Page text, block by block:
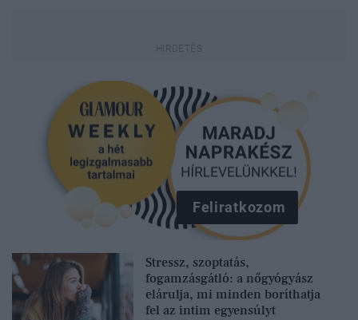
Feliratkozom
Stressz, szoptatás,
fogamzásgátló: a nőgyógyász
elárulja, mi minden boríthatja
fel az intim egyensúlyt